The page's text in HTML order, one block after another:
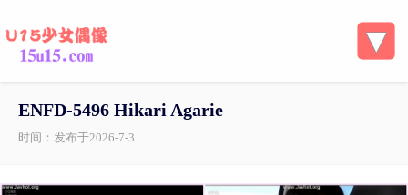
ENFD-5496 Hikari Agarie
时间：发布于2026-7-3